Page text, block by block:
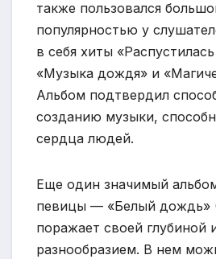
также пользовался
популярностью у
в себя хиты
«Музыка дождя» и
Альбом подтвердил
созданию музыки,
сердца людей.
Еще один значимый
певицы — «Белый дождь»
поражает своей глубиной
разнообразием. В нем